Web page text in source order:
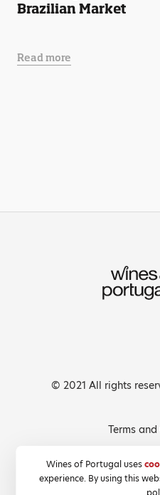
Brazilian Market
Read more
Wines of Portugal uses
experience. By using this
© 2021 All rights
Terms